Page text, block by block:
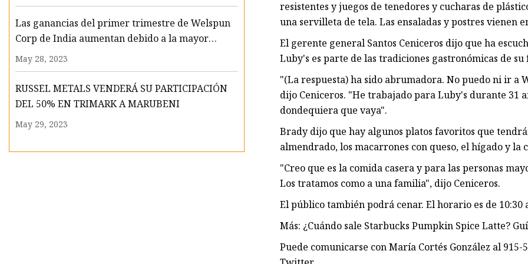
monetaria; LS Electric pierde un 1%
Las ganancias del primer trimestre de Welspun
Corp de India aumentan debido a la mayor
demanda de tubos de conducción
May 28, 2023
RUSSEL METALS VENDERÁ SU PARTICIPACIÓN
DEL 50% EN TRIMARK A MARUBENI
May 29, 2023
resistentes y juegos de tenedores y cucharas de
una servilleta de tela. Las ensaladas y postres vienen
El gerente general Santos Ceniceros dijo que ha
Luby's es parte de las tradiciones gastronómicas de
"(La respuesta) ha sido abrumadora. No puedo ni ir
dijo Ceniceros. "He trabajado para Luby's durante 31
dondequiera que vaya".
Brady dijo que hay algunos platos favoritos que
almendrado, los macarrones con queso, el hígado y la
"Creo que es la comida casera y para las personas
Los tratamos como a una familia", dijo Ceniceros.
El público también podrá cenar. El horario es de 10:30
Más: ¿Cuándo sale Starbucks Pumpkin Spice Latte?
Puede comunicarse con María Cortés González al 915-